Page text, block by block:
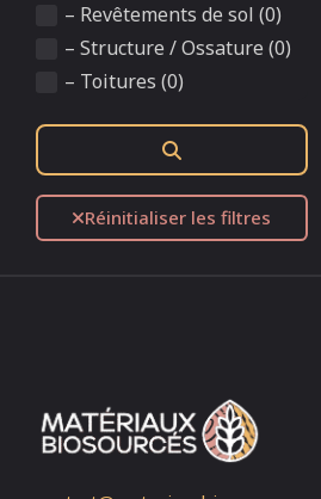
– Revêtements de sol (0)
– Structure / Ossature (0)
– Toitures (0)
Réinitialiser les filtres